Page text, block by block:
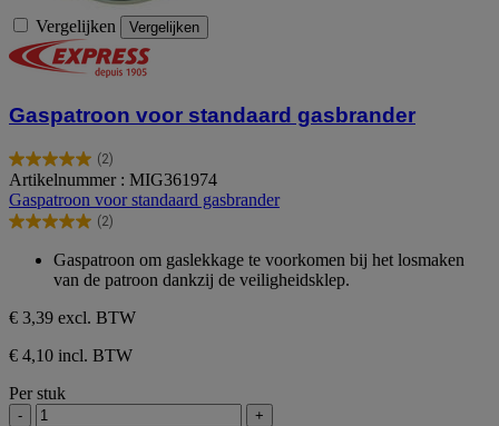
Vergelijken Vergelijken
Gaspatroon voor standaard gasbrander
(2)
5.0
van
de
5
beoordelingen
Artikelnummer : MIG361974
Gaspatroon voor standaard gasbrander
(2)
5.0
sterren.
beoordelingen
Gaspatroon om gaslekkage te voorkomen bij het losmaken
van de patroon dankzij de veiligheidsklep.
€ 3,39 excl. BTW
€ 4,10 incl. BTW
Per stuk
- +